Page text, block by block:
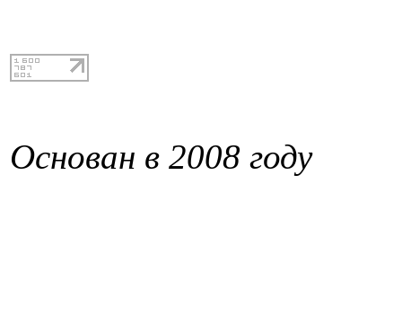
Основан в 2008 году